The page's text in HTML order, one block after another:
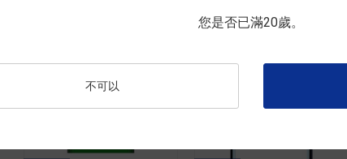
您是否已滿20歲。
不可以